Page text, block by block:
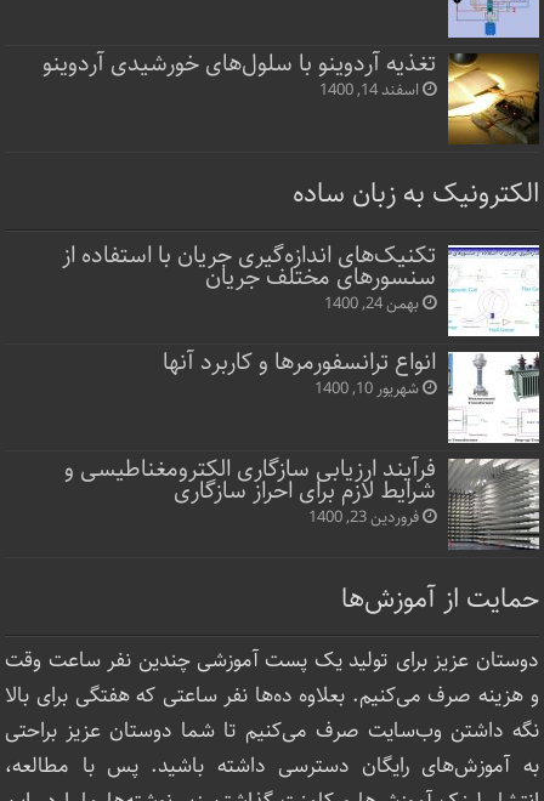
تغذیه آردوینو با سلول‌های خورشیدی آردوینو
اسفند 14, 1400
الکترونیک به زبان ساده
تکنیک‌های اندازه‌گیری جریان با استفاده از
سنسورهای مختلف جریان
بهمن 24, 1400
انواع ترانسفورمرها و کاربرد آنها
شهریور 10, 1400
فرآیند ارزیابی سازگاری الکترومغناطیسی و
شرایط لازم برای احراز سازگاری
فروردین 23, 1400
حمایت از آموزش‌ها
دوستان عزیز برای تولید یک پست آموزشی چندین نفر ساعت‌ وقت
و هزینه صرف می‌کنیم. بعلاوه ده‌ها نفر ساعتی که هفتگی برای بالا
نگه داشتن وب‌سایت صرف ‌می‌کنیم تا شما دوستان عزیز براحتی
به آموزش‌های رایگان دسترسی داشته باشید. پس با مطالعه،